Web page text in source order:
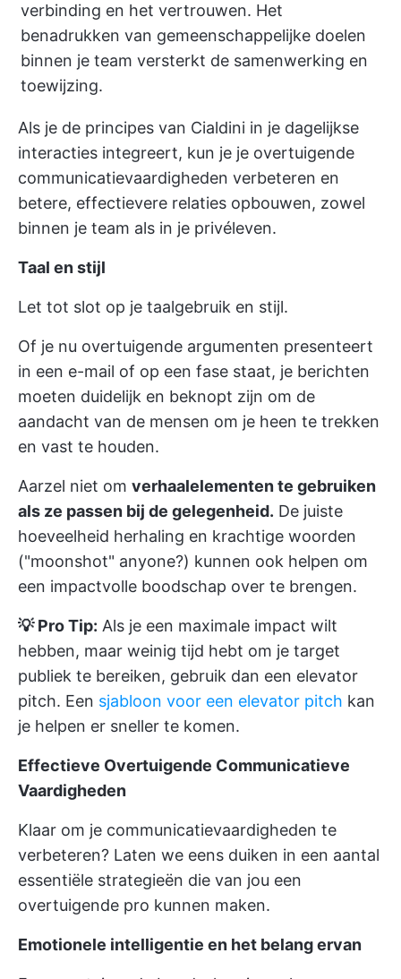
verbinding en het vertrouwen. Het
benadrukken van gemeenschappelijke doelen
binnen je team versterkt de samenwerking en
toewijzing.
Als je de principes van Cialdini in je dagelijkse
interacties integreert, kun je je overtuigende
communicatievaardigheden verbeteren en
betere, effectievere relaties opbouwen, zowel
binnen je team als in je privéleven.
Taal en stijl
Let tot slot op je taalgebruik en stijl.
Of je nu overtuigende argumenten presenteert
in een e-mail of op een fase staat, je berichten
moeten duidelijk en beknopt zijn om de
aandacht van de mensen om je heen te trekken
en vast te houden.
Aarzel niet om verhaalelementen te gebruiken
als ze passen bij de gelegenheid. De juiste
hoeveelheid herhaling en krachtige woorden
("moonshot" anyone?) kunnen ook helpen om
een impactvolle boodschap over te brengen.
💡 Pro Tip: Als je een maximale impact wilt
hebben, maar weinig tijd hebt om je target
publiek te bereiken, gebruik dan een elevator
pitch. Een sjabloon voor een elevator pitch kan
je helpen er sneller te komen.
Effectieve Overtuigende Communicatieve
Vaardigheden
Klaar om je communicatievaardigheden te
verbeteren? Laten we eens duiken in een aantal
essentiële strategieën die van jou een
overtuigende pro kunnen maken.
Emotionele intelligentie en het belang ervan